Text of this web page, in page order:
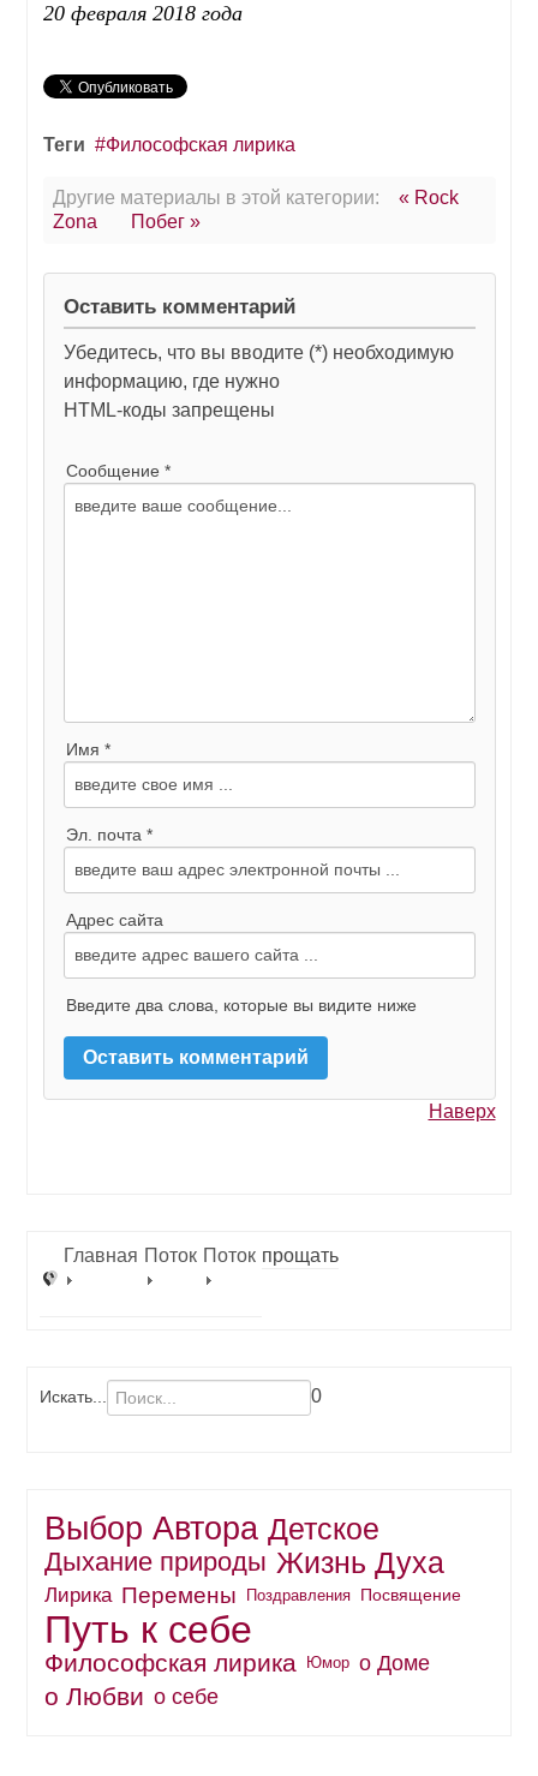
20 февраля 2018 года
Теги Философская лирика
Другие материалы в этой категории:
« Rock
Zona
Побег »
Оставить комментарий
Убедитесь, что вы вводите (*) необходимую
информацию, где нужно
HTML-коды запрещены
Сообщение *
Имя *
Эл. почта *
Адрес сайта
Введите два слова, которые вы видите ниже
Наверх
Главная Поток Поток прощать
Искать... 0
Выбор Автора Детское
Дыхание природы Жизнь Духа
Лирика Перемены Поздравления Посвящение
Путь к себе
Философская лирика Юмор о Доме
о Любви о себе